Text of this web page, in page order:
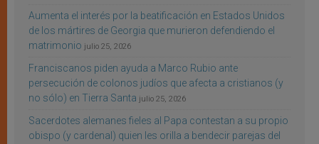
Aumenta el interés por la beatificación en Estados Unidos
de los mártires de Georgia que murieron defendiendo el
matrimonio julio 25, 2026
Franciscanos piden ayuda a Marco Rubio ante
persecución de colonos judíos que afecta a cristianos (y
no sólo) en Tierra Santa julio 25, 2026
Sacerdotes alemanes fieles al Papa contestan a su propio
obispo (y cardenal) quien les orilla a bendecir parejas del